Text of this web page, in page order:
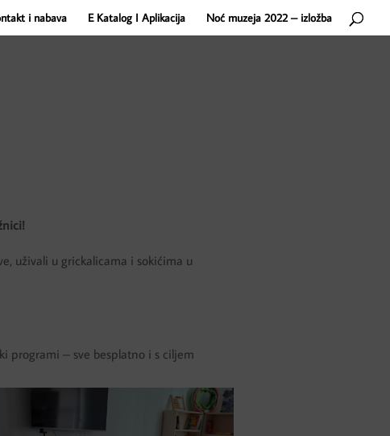
i nabava E Katalog I Aplikacija Noć muzeja 2022 – izložba
uživali u grickalicama i sokićima u
programi – sve besplatno i s ciljem